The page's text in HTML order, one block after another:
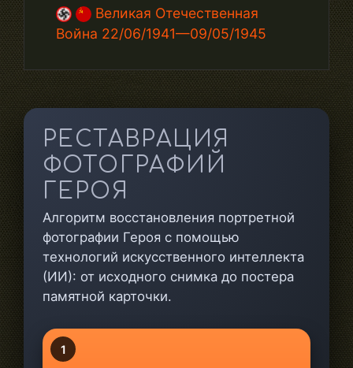
Великая Отечественная
Война 22/06/1941—09/05/1945
РЕСТАВРАЦИЯ
ФОТОГРАФИЙ
ГЕРОЯ
Алгоритм восстановления портретной
фотографии Героя с помощью
технологий искусственного интеллекта
(ИИ): от исходного снимка до постера
памятной карточки.
1